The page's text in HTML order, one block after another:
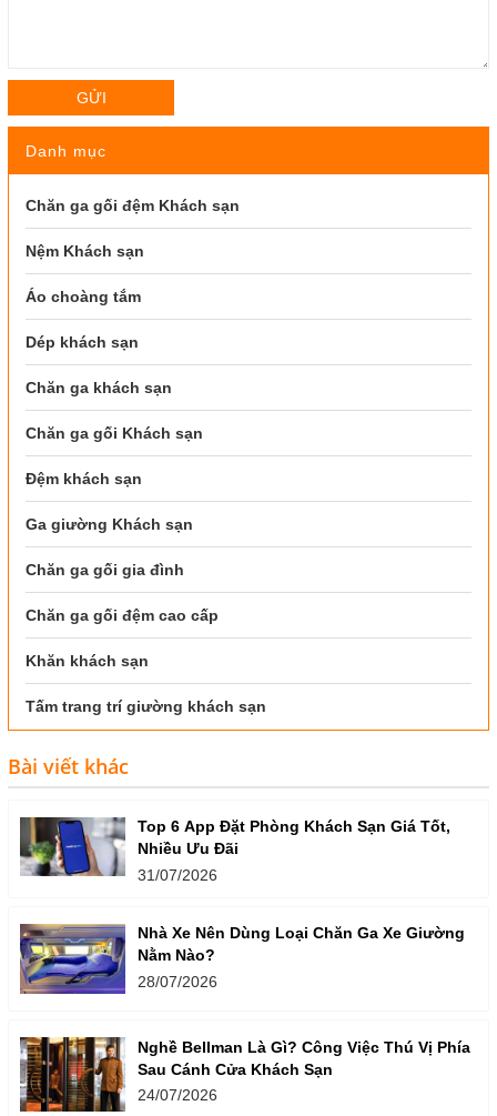
GỬI
Danh mục
Chăn ga gối đệm Khách sạn
Nệm Khách sạn
Áo choàng tắm
Dép khách sạn
Chăn ga khách sạn
Chăn ga gối Khách sạn
Đệm khách sạn
Ga giường Khách sạn
Chăn ga gối gia đình
Chăn ga gối đệm cao cấp
Khăn khách sạn
Tấm trang trí giường khách sạn
Bài viết khác
Top 6 App Đặt Phòng Khách Sạn Giá Tốt,
Nhiều Ưu Đãi
31/07/2026
Nhà Xe Nên Dùng Loại Chăn Ga Xe Giường
Nằm Nào?
28/07/2026
Nghề Bellman Là Gì? Công Việc Thú Vị Phía
Sau Cánh Cửa Khách Sạn
24/07/2026